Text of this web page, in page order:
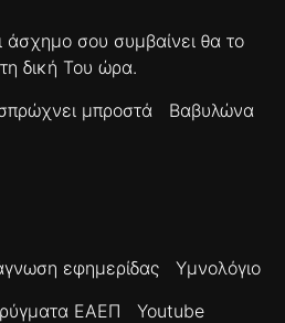
άσχημο σου συμβαίνει θα το
δική Του ώρα.
μπροστά
Βαβυλώνα
εφημερίδας
Υμνολόγιο
ΕΑΕΠ
Youtube